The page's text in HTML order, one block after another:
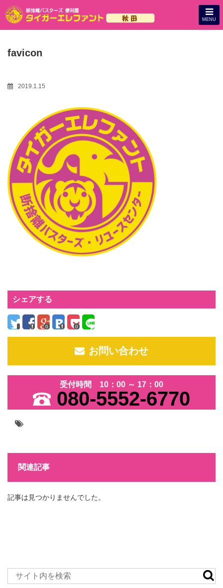
MENU
favicon
2019.1.15
シェアする
0 0
お問い合わせ
受付時間 10：00 ～ 17：00
080-5552-6770
関連記事
記事は見つかりませんでした。